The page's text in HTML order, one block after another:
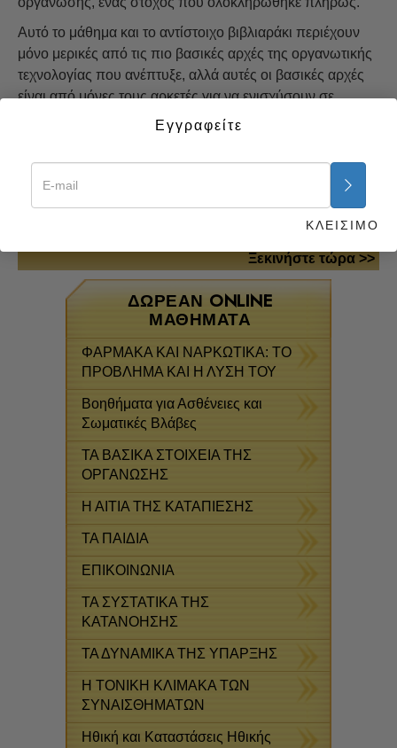
Αυτό το μάθημα και το αντίστοιχο βιβλιαράκι περιέχουν
μόνο μερικές από τις πιο βασικές αρχές της οργανωτικής
τεχνολογίας που ανέπτυξε, αλλά αυτές οι βασικές αρχές
είναι από μόνες τους αρκετές για να ενισχύσουν σε
μεγάλο βαθμό τη δραστηριότητα κάθε προσπάθειας, είτε
δεν είναι φυσικές συνθήκες της ζωής. Υπάρχουν, όταν οι
φυσικοί νόμοι δεν είναι κατανοητοί και δεν
ακολουθούνται. Εδώ είναι μερικοί από τους φυσικούς
Ξεκινήστε τώρα >>
ΔΩΡΕΆΝ ONLINE
ΜΑΘΉΜΑΤΑ
ΦΑΡΜΑΚΑ ΚΑΙ ΝΑΡΚΩΤΙΚΑ: ΤΟ
ΠΡΟΒΛΗΜΑ ΚΑΙ Η ΛΥΣΗ ΤΟΥ
Βοηθήματα για Ασθένειες και
Σωματικές Βλάβες
ΤΑ ΒΑΣΙΚΑ ΣΤΟΙΧΕΙΑ ΤΗΣ
ΟΡΓΑΝΩΣΗΣ
Η ΑΙΤΙΑ ΤΗΣ ΚΑΤΑΠΙΕΣΗΣ
ΤΑ ΠΑΙΔΙΑ
ΕΠΙΚΟΙΝΩΝΙΑ
ΤΑ ΣΥΣΤΑΤΙΚΑ ΤΗΣ
ΚΑΤΑΝΟΗΣΗΣ
ΤΑ ΔΥΝΑΜΙΚΑ ΤΗΣ ΥΠΑΡΞΗΣ
Η ΤΟΝΙΚΗ ΚΛΙΜΑΚΑ ΤΩΝ
ΣΥΝΑΙΣΘΗΜΑΤΩΝ
Ηθική και Καταστάσεις Ηθικής
Εγγραφείτε
ΚΛΕΙΣΙΜΟ